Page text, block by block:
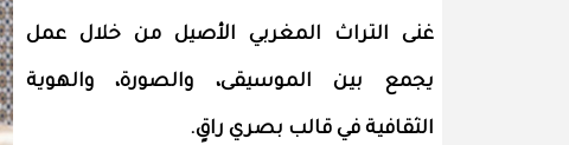
غنى التراث المغربي الأصيل من خلال عمل
يجمع بين الموسيقى، والصورة، والهوية
الثقافية في قالب بصري راقٍ.